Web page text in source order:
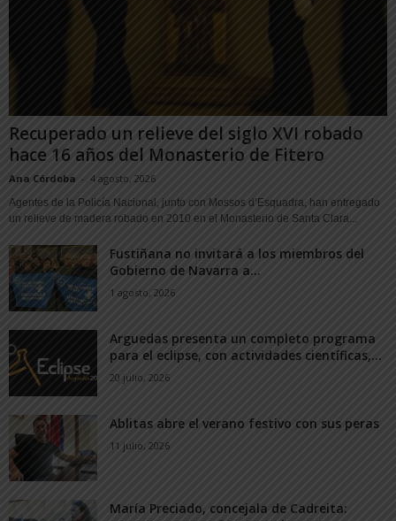
Recuperado un relieve del siglo XVI robado
hace 16 años del Monasterio de Fitero
Ana Córdoba - 4 agosto, 2026
Agentes de la Policía Nacional, junto con Mossos d’Esquadra, han entregado
un relieve de madera robado en 2010 en el Monasterio de Santa Clara...
Fustiñana no invitará a los miembros del
Gobierno de Navarra a...
1 agosto, 2026
Arguedas presenta un completo programa
para el eclipse, con actividades científicas,...
20 julio, 2026
Ablitas abre el verano festivo con sus peras
11 julio, 2026
María Preciado, concejala de Cadreita: